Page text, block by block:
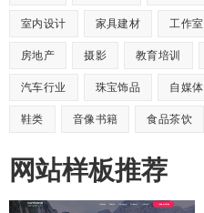
室内设计 家具建材 工作室
房地产 摄影 教育培训
汽车行业 珠宝饰品 自媒体
鞋类 音像书籍 食品茶饮
网站样板推荐